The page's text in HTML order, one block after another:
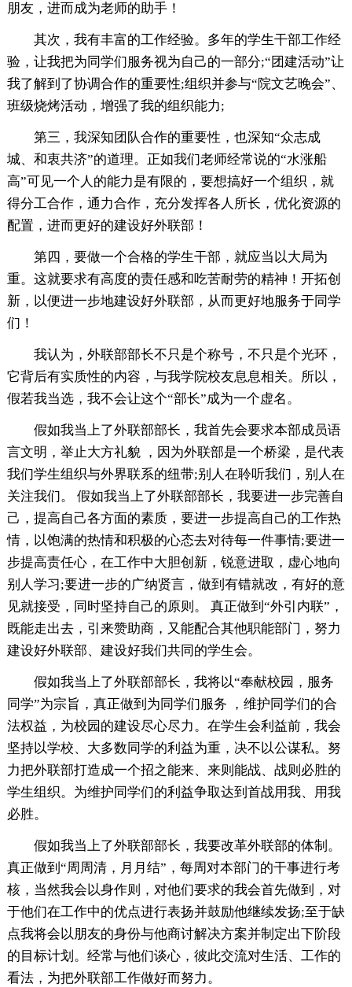
朋友，进而成为老师的助手！
其次，我有丰富的工作经验。多年的学生干部工作经
验，让我把为同学们服务视为自己的一部分;“团建活动”让
我了解到了协调合作的重要性;组织并参与“院文艺晚会”、
班级烧烤活动，增强了我的组织能力;
第三，我深知团队合作的重要性，也深知“众志成
城、和衷共济”的道理。正如我们老师经常说的“水涨船
高”可见一个人的能力是有限的，要想搞好一个组织，就
得分工合作，通力合作，充分发挥各人所长，优化资源的
配置，进而更好的建设好外联部！
第四，要做一个合格的学生干部，就应当以大局为
重。这就要求有高度的责任感和吃苦耐劳的精神！开拓创
新，以便进一步地建设好外联部，从而更好地服务于同学
们！
我认为，外联部部长不只是个称号，不只是个光环，
它背后有实质性的内容，与我学院校友息息相关。所以，
假若我当选，我不会让这个“部长”成为一个虚名。
假如我当上了外联部部长，我首先会要求本部成员语
言文明，举止大方礼貌 ，因为外联部是一个桥梁，是代表
我们学生组织与外界联系的纽带;别人在聆听我们，别人在
关注我们。 假如我当上了外联部部长，我要进一步完善自
己，提高自己各方面的素质，要进一步提高自己的工作热
情，以饱满的热情和积极的心态去对待每一件事情;要进一
步提高责任心，在工作中大胆创新，锐意进取，虚心地向
别人学习;要进一步的广纳贤言，做到有错就改，有好的意
见就接受，同时坚持自己的原则。 真正做到“外引内联”，
既能走出去，引来赞助商，又能配合其他职能部门，努力
建设好外联部、建设好我们共同的学生会。
假如我当上了外联部部长，我将以“奉献校园，服务
同学”为宗旨，真正做到为同学们服务 ，维护同学们的合
法权益，为校园的建设尽心尽力。在学生会利益前，我会
坚持以学校、大多数同学的利益为重，决不以公谋私。努
力把外联部打造成一个招之能来、来则能战、战则必胜的
学生组织。为维护同学们的利益争取达到首战用我、用我
必胜。
假如我当上了外联部部长，我要改革外联部的体制。
真正做到“周周清，月月结”，每周对本部门的干事进行考
核，当然我会以身作则，对他们要求的我会首先做到，对
于他们在工作中的优点进行表扬并鼓励他继续发扬;至于缺
点我将会以朋友的身份与他商讨解决方案并制定出下阶段
的目标计划。经常与他们谈心，彼此交流对生活、工作的
看法，为把外联部工作做好而努力。